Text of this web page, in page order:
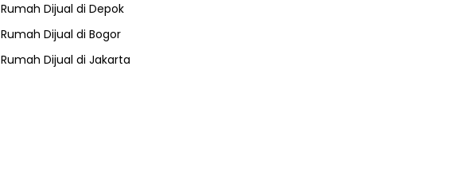
Rumah Dijual di Depok
Rumah Dijual di Bogor
Rumah Dijual di Jakarta